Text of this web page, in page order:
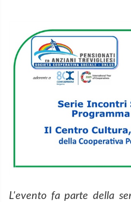
L'evento fa parte della